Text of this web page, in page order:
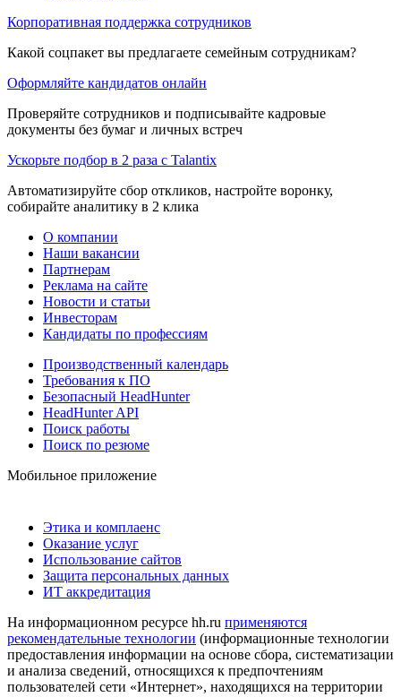
Корпоративная поддержка сотрудников
Какой соцпакет вы предлагаете семейным сотрудникам?
Оформляйте кандидатов онлайн
Проверяйте сотрудников и подписывайте кадровые
документы без бумаг и личных встреч
Ускорьте подбор в 2 раза с Talantix
Автоматизируйте сбор откликов, настройте воронку,
собирайте аналитику в 2 клика
О компании
Наши вакансии
Партнерам
Реклама на сайте
Новости и статьи
Инвесторам
Кандидаты по профессиям
Производственный календарь
Требования к ПО
Безопасный HeadHunter
HeadHunter API
Поиск работы
Поиск по резюме
Мобильное приложение
Этика и комплаенс
Оказание услуг
Использование сайтов
Защита персональных данных
ИТ аккредитация
На информационном ресурсе hh.ru применяются
рекомендательные технологии (информационные технологии
предоставления информации на основе сбора, систематизации
и анализа сведений, относящихся к предпочтениям
пользователей сети «Интернет», находящихся на территории